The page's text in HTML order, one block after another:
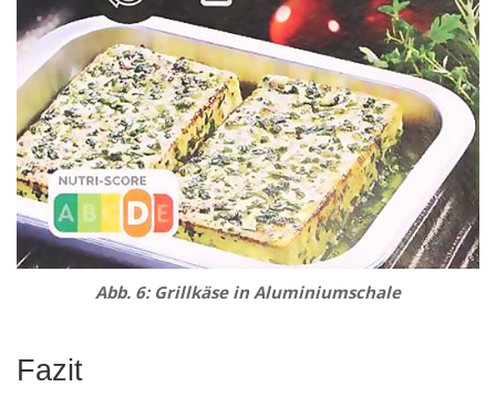
Abb. 6: Grillkäse in Aluminiumschale
Fazit